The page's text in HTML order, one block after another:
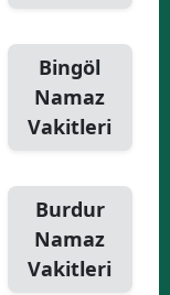
Bingöl
Namaz
Vakitleri
Burdur
Namaz
Vakitleri